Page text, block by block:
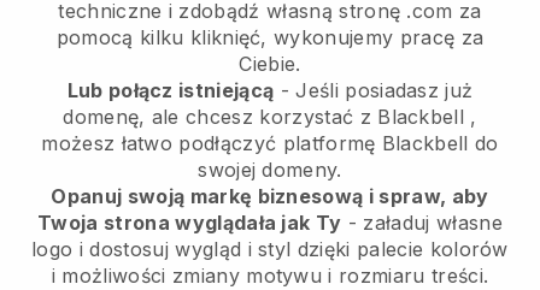
techniczne i zdobądź własną stronę .com za
pomocą kilku kliknięć, wykonujemy pracę za
Ciebie.
Lub połącz istniejącą - Jeśli posiadasz już
domenę, ale chcesz korzystać z Blackbell ,
możesz łatwo podłączyć platformę Blackbell do
swojej domeny.
Opanuj swoją markę biznesową i spraw, aby
Twoja strona wyglądała jak Ty - załaduj własne
logo i dostosuj wygląd i styl dzięki palecie kolorów
i możliwości zmiany motywu i rozmiaru treści.